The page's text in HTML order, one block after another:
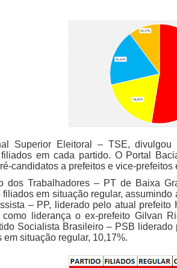
Superior Eleitoral – TSE,
em cada partido. O Portal
candidatos a prefeitos e vice-
dos Trabalhadores – PT de Baixa
filiados em situação regular,
– PP, liderado pelo atual
liderança o ex-prefeito Gilvan
Socialista Brasileiro – PSB
em situação regular, 10,17%.